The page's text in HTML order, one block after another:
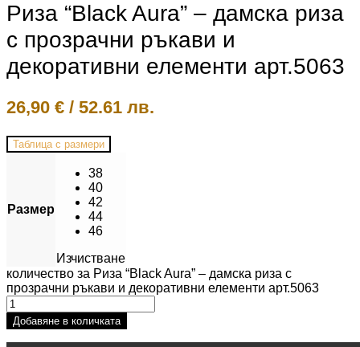
Риза “Black Aura” – дамска риза
с прозрачни ръкави и
декоративни елементи арт.5063
26,90 € / 52.61 лв.
Таблица с размери
Размер
38
40
42
44
46
Изчистване
количество за Риза “Black Aura” – дамска риза с
прозрачни ръкави и декоративни елементи арт.5063
Добавяне в количката